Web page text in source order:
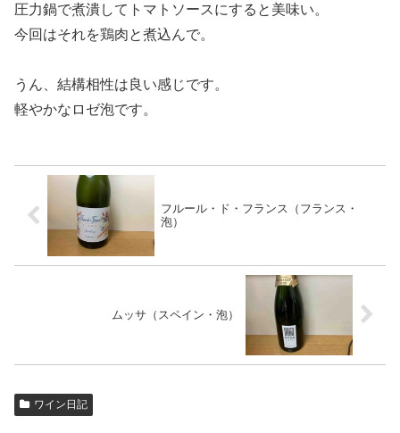
圧力鍋で煮潰してトマトソースにすると美味い。
今回はそれを鶏肉と煮込んで。
うん、結構相性は良い感じです。
軽やかなロゼ泡です。
フルール・ド・フランス（フランス・
泡）
ムッサ（スペイン・泡）
ワイン日記